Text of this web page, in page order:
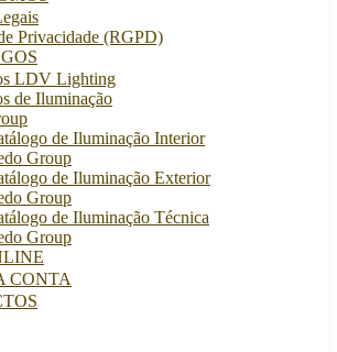
Privacidade (RGPD)
LDV Lighting
de Iluminação
de Iluminação Interior
Group
de Iluminação Exterior
Group
de Iluminação Técnica
Group
CONTA